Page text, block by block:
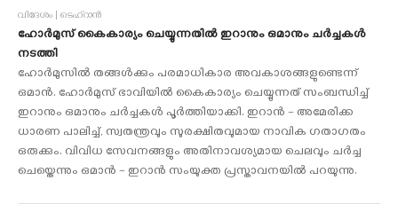
വിദേശം | ടെഹ്‌റാൻ
ഹോര്‍മുസ് കൈകാര്യം ചെയ്യുന്നതിൽ ഇറാനും ഒമാനും ചര്‍ച്ചകള്‍
നടത്തി
ഹോര്‍മുസില്‍ തങ്ങള്‍ക്കും പരമാധികാര അവകാശങ്ങളുണ്ടെന്ന്
ഒമാന്‍. ഹോര്‍മുസ് ഭാവിയില്‍ കൈകാര്യം ചെയ്യുന്നത് സംബന്ധിച്ച്
ഇറാനും ഒമാനും ചര്‍ച്ചകള്‍ പൂര്‍ത്തിയാക്കി. ഇറാന്‍ – അമേരിക്ക
ധാരണ പാലിച്ച്, സ്വതന്ത്രവും സുരക്ഷിതവുമായ നാവിക ഗതാഗതം
ഒരുക്കും. വിവിധ സേവനങ്ങളും അതിനാവശ്യമായ ചെലവും ചര്‍ച്ച
ചെയ്തെന്നും ഒമാന്‍ – ഇറാന്‍ സംയുക്ത പ്രസ്താവനയില്‍ പറയുന്നു.